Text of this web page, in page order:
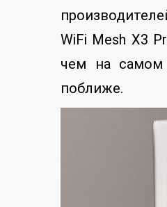
WiFi Mesh X3
чем на самом
поближе.